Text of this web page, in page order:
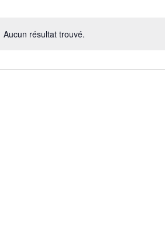
Notice
Aucun résultat trouvé.